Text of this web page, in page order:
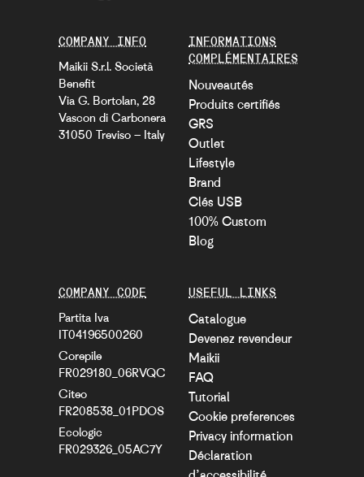
COMPANY INFO
Maikii S.r.l. Società
Benefit
Via G. Bortolan, 28
Vascon di Carbonera
31050 Treviso – Italy
INFORMATIONS
COMPLÉMENTAIRES
Nouveautés
Produits certifiés
GRS
Outlet
Lifestyle
Brand
Clés USB
100% Custom
Blog
USEFUL LINKS
Catalogue
Devenez revendeur
Maikii
FAQ
Tutorial
Cookie preferences
Privacy information
Déclaration
COMPANY CODE
Partita Iva
IT04196500260
Corepile
FR029180_06RVQC
Citeo
FR208538_01PDOS
Ecologic
FR029326_05AC7Y